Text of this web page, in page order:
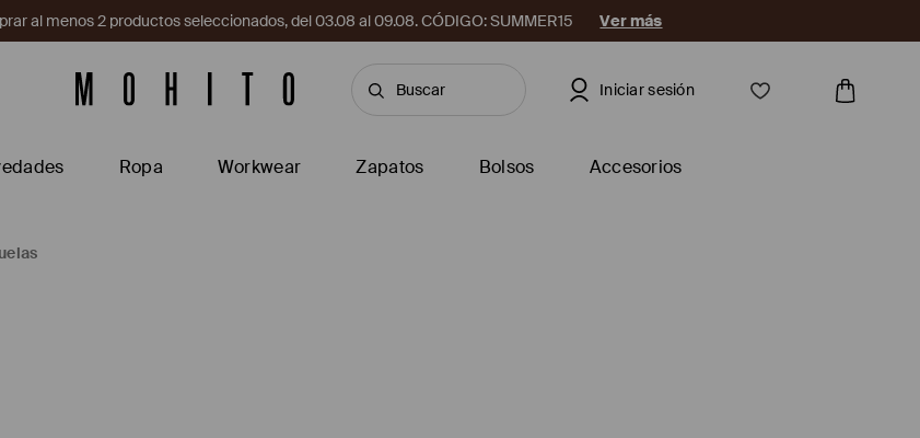
al menos 2 productos seleccionados, del 03.08 al 09.08. CÓDIGO: SUMMER15 Ver más
Iniciar sesión
Ropa Workwear Zapatos Bolsos Accesorios